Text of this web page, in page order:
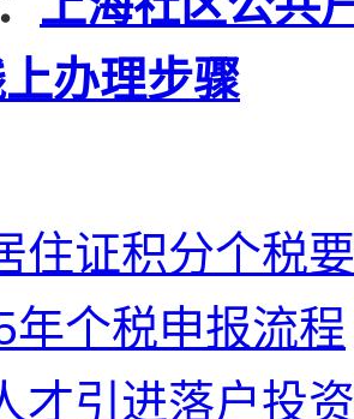
办理步骤
住证积分个税
年个税申报流程
才引进落户投